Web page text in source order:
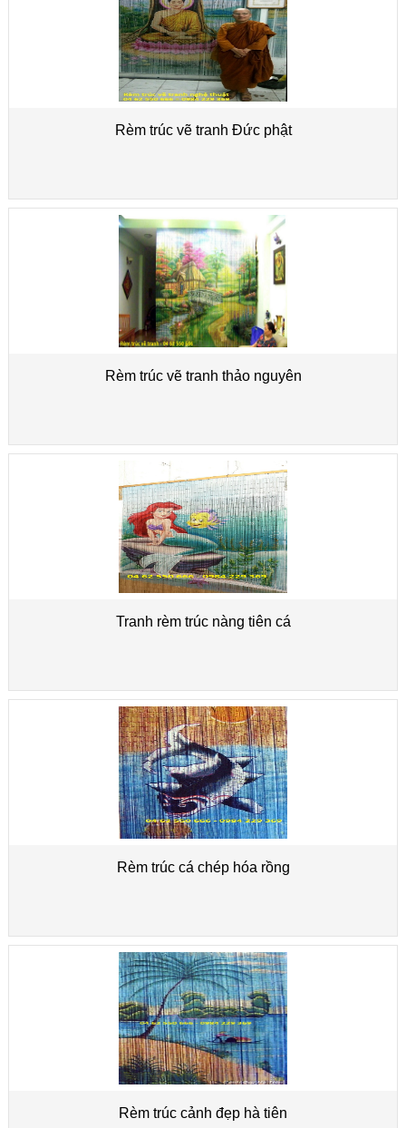
Rèm trúc vẽ tranh Đức phật
Rèm trúc vẽ tranh thảo nguyên
Tranh rèm trúc nàng tiên cá
Rèm trúc cá chép hóa rồng
Rèm trúc cảnh đẹp hà tiên